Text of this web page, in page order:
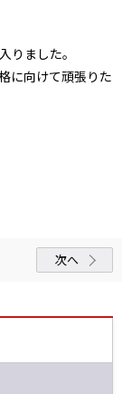
りました。
に向けて頑張りた
次へ